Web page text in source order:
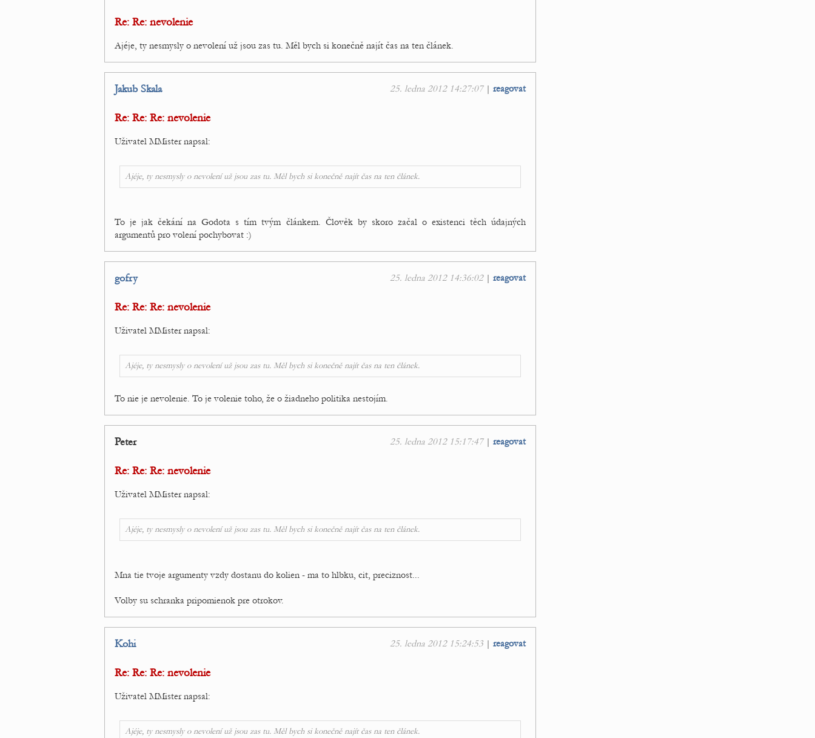
Re: Re: nevolenie
Ajéje, ty nesmysly o nevolení už jsou zas tu. Měl bych si konečně najít čas na ten článek.
25. ledna 2012 14:27:07| reagovat
Jakub Skala
Re: Re: Re: nevolenie
Uživatel MMister napsal:
Ajéje, ty nesmysly o nevolení už jsou zas tu. Měl bych si konečně najít čas na ten článek.
To je jak čekání na Godota s tím tvým článkem. Člověk by skoro začal o existenci těch údajných
argumentů pro volení pochybovat :)
25. ledna 2012 14:36:02| reagovat
gofry
Re: Re: Re: nevolenie
Uživatel MMister napsal:
Ajéje, ty nesmysly o nevolení už jsou zas tu. Měl bych si konečně najít čas na ten článek.
To nie je nevolenie. To je volenie toho, že o žiadneho politika nestojím.
25. ledna 2012 15:17:47| reagovat
Peter
Re: Re: Re: nevolenie
Uživatel MMister napsal:
Ajéje, ty nesmysly o nevolení už jsou zas tu. Měl bych si konečně najít čas na ten článek.
Mna tie tvoje argumenty vzdy dostanu do kolien - ma to hlbku, cit, preciznost...
Volby su schranka pripomienok pre otrokov.
25. ledna 2012 15:24:53 | reagovat
Kohi
Re: Re: Re: nevolenie
Uživatel MMister napsal:
Ajéje, ty nesmysly o nevolení už jsou zas tu. Měl bych si konečně najít čas na ten článek.